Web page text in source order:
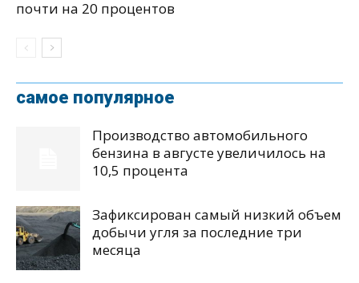
почти на 20 процентов
самое популярное
Производство автомобильного
бензина в августе увеличилось на
10,5 процента
Зафиксирован самый низкий объем
добычи угля за последние три
месяца